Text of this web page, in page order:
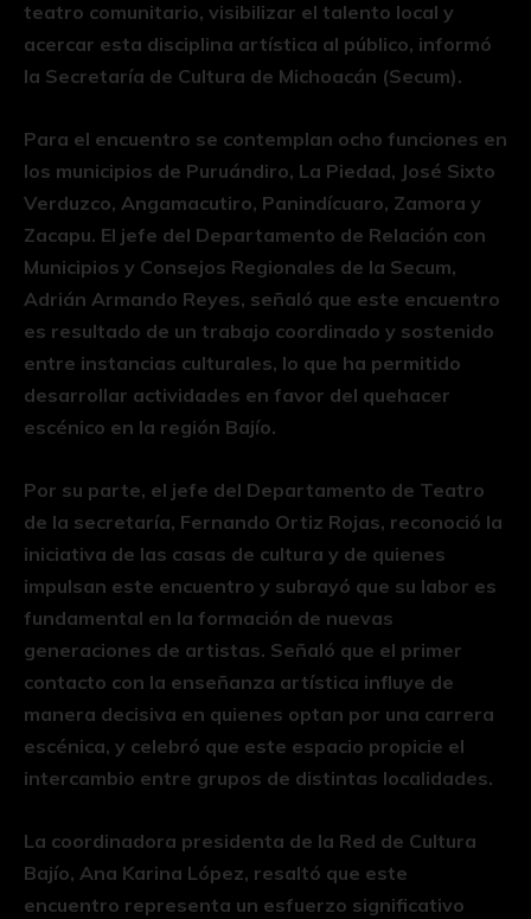
teatro comunitario, visibilizar el talento local y
acercar esta disciplina artística al público, informó
la Secretaría de Cultura de Michoacán (Secum).
Para el encuentro se contemplan ocho funciones en
los municipios de Puruándiro, La Piedad, José Sixto
Verduzco, Angamacutiro, Panindícuaro, Zamora y
Zacapu. El jefe del Departamento de Relación con
Municipios y Consejos Regionales de la Secum,
Adrián Armando Reyes, señaló que este encuentro
es resultado de un trabajo coordinado y sostenido
entre instancias culturales, lo que ha permitido
desarrollar actividades en favor del quehacer
escénico en la región Bajío.
Por su parte, el jefe del Departamento de Teatro
de la secretaría, Fernando Ortiz Rojas, reconoció la
iniciativa de las casas de cultura y de quienes
impulsan este encuentro y subrayó que su labor es
fundamental en la formación de nuevas
generaciones de artistas. Señaló que el primer
contacto con la enseñanza artística influye de
manera decisiva en quienes optan por una carrera
escénica, y celebró que este espacio propicie el
intercambio entre grupos de distintas localidades.
La coordinadora presidenta de la Red de Cultura
Bajío, Ana Karina López, resaltó que este
encuentro representa un esfuerzo significativo